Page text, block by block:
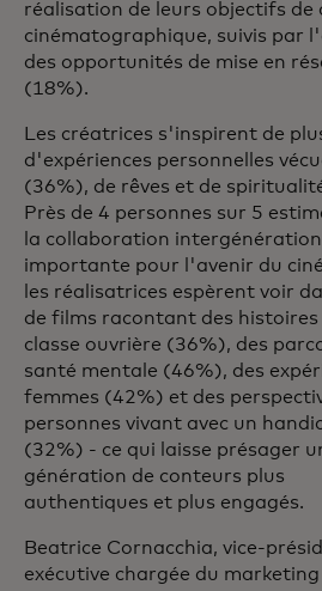
réalisation de leurs objectifs de
cinématographique, suivis par
des opportunités de mise en
(18%).
Les créatrices s'inspirent de
d'expériences personnelles
(36%), de rêves et de
Près de 4 personnes sur 5
la collaboration
importante pour l'avenir du
les réalisatrices espèrent voir
de films racontant des histoires
classe ouvrière (36%), des
santé mentale (46%), des
femmes (42%) et des
personnes vivant avec un
(32%) - ce qui laisse présager
génération de conteurs plus
authentiques et plus engagés.
Beatrice Cornacchia, vice-
exécutive chargée du